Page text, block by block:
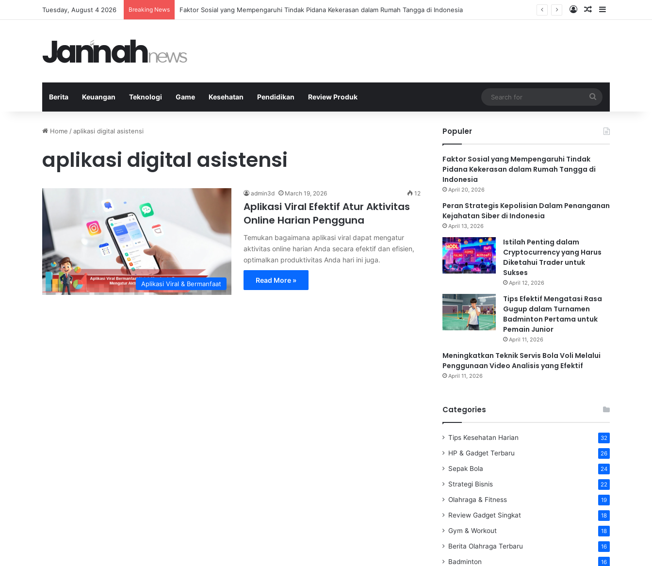
Tuesday, August 4 2026 Breaking News Peran Strategis Kepolisian Dalam Penanganan Kejahatan Siber di Indonesia Log InRandom Article
Sidebar
Berita Keuangan Teknologi Game Kesehatan Pendidikan Review Produk
for
Home /aplikasi digital asistensi
aplikasi digital asistensi
Aplikasi Viral & Bermanfaat
admin3d March 19, 2026 12
Aplikasi Viral Efektif Atur Aktivitas
Online Harian Pengguna
Temukan bagaimana aplikasi viral dapat mengatur
aktivitas online harian Anda secara efektif dan efisien,
optimalkan produktivitas Anda hari ini juga.
Read More »
Populer
Faktor Sosial yang Mempengaruhi Tindak
Pidana Kekerasan dalam Rumah Tangga di
Indonesia
April 20, 2026
Peran Strategis Kepolisian Dalam Penanganan
Kejahatan Siber di Indonesia
April 13, 2026
Istilah Penting dalam
Cryptocurrency yang Harus
Diketahui Trader untuk
Sukses
April 12, 2026
Tips Efektif Mengatasi Rasa
Gugup dalam Turnamen
Badminton Pertama untuk
Pemain Junior
April 11, 2026
Meningkatkan Teknik Servis Bola Voli Melalui
Penggunaan Video Analisis yang Efektif
April 11, 2026
Categories
Tips Kesehatan Harian 32
HP & Gadget Terbaru 26
Sepak Bola 24
Strategi Bisnis 22
Olahraga & Fitness 19
Review Gadget Singkat 18
Gym & Workout 18
Berita Olahraga Terbaru 16
Badminton 16